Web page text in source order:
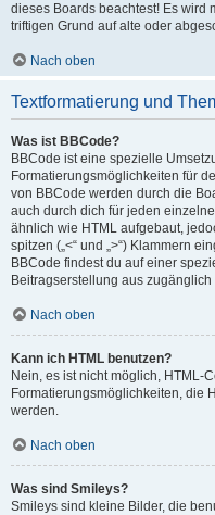
dieses Boards beachtest! Es wird
triftigen Grund auf alte oder
Nach oben
Textformatierung und
Was ist BBCode?
BBCode ist eine spezielle
Formatierungsmöglichkeiten für
von BBCode werden durch die
auch durch dich für jeden
ähnlich wie HTML aufgebaut,
spitzen („<“ und „>“) Klammern
BBCode findest du auf einer
Beitragserstellung aus zugänglich
Nach oben
Kann ich HTML benutzen?
Nein, es ist nicht möglich, HTML-
Formatierungsmöglichkeiten, die
werden.
Nach oben
Was sind Smileys?
Smileys sind kleine Bilder, die